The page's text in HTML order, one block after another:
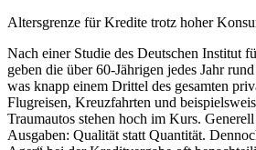
Altersgrenze für Kredite trotz hoher
Nach einer Studie des Deutschen Institut
geben die über 60-Jährigen jedes Jahr
was knapp einem Drittel des gesamten
Flugreisen, Kreuzfahrten und
Traumautos stehen hoch im Kurs.
Ausgaben: Qualität statt Quantität.